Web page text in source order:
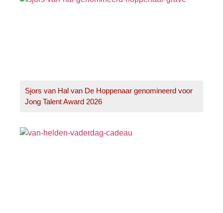
Sjors van Hal van De Hoppenaar genomineerd voor
Jong Talent Award 2026